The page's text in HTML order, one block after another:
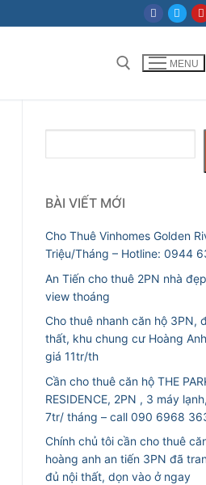
Tìm kiếm cho:
MENU
kiếm
BÀI VIẾT MỚI
Cho Thuê Vinhomes Golden
Triệu/Tháng – Hotline: 0944
An Tiến cho thuê 2PN nhà
view thoáng
Cho thuê nhanh căn hộ 3PN,
thất, khu chung cư Hoàng
giá 11tr/th
Cần cho thuê căn hộ THE
RESIDENCE, 2PN , 3 máy
7tr/ tháng – call 090 6968
Chính chủ tôi cần cho thuê
hoàng anh an tiến 3PN đã
đủ nội thất, dọn vào ở ngay